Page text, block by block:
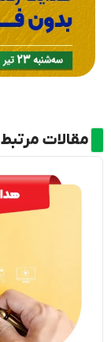
مقالات مرتبط